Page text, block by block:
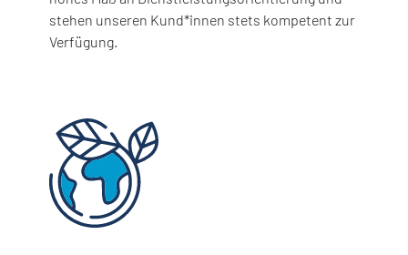
stehen unseren Kund*innen stets kompetent zur
Verfügung.